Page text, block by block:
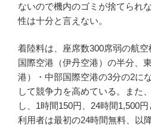
ないので機内のゴミが捨てられ
性は十分と言えない。
着陸料は、座席数300席弱の航
国際空港（伊丹空港）の半分、
港）・中部国際空港の3分の2に
して競争力を高めている。また
し、1時間150円、24時間1,500
利用者は最初の24時間無料、以